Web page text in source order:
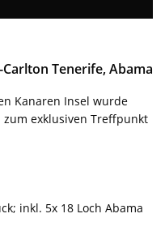
Tenerife, Abama
Kanaren Insel wurde
exklusiven Treffpunkt
inkl. 5x 18 Loch Abama